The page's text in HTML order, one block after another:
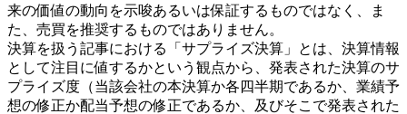
来の価値の動向を示唆あるいは保証するものではなく、ま
た、売買を推奨するものではありません。
決算を扱う記事における「サプライズ決算」とは、決算情報
として注目に値するかという観点から、発表された決算のサ
プライズ度（当該会社の本決算か各四半期であるか、業績予
想の修正か配当予想の修正であるか、及びそこで発表された